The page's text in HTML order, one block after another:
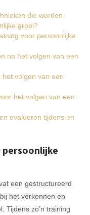
die worden
groei?
voor persoonlijke
na het volgen van een
volgen van een
het volgen van een
evalueren tijdens en
een gestructureerd
het verkennen en
Tijdens zo’n training